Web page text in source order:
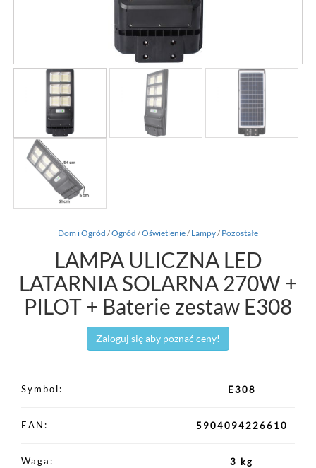
Dom i Ogród /Ogród /Oświetlenie/Lampy/Pozostałe
LAMPA ULICZNA LED
LATARNIA SOLARNA 270W +
PILOT + Baterie zestaw E308
Zaloguj się aby poznać ceny!
Symbol E308
EAN 5904094226610
Waga 3 kg